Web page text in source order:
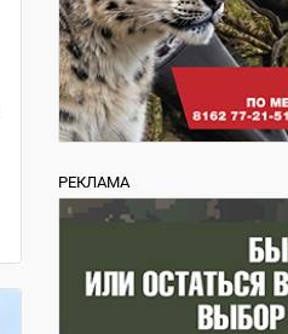
РЕКЛАМА